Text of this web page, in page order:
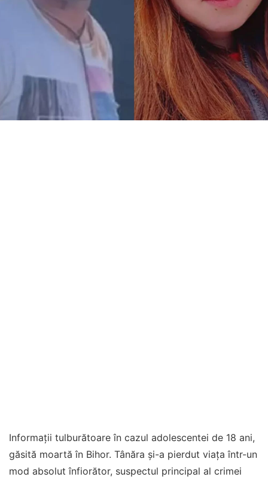
Informații tulburătoare în cazul adolescentei de 18 ani,
găsită moartă în Bihor. Tânăra și-a pierdut viața într-un
mod absolut înfiorător, suspectul principal al crimei